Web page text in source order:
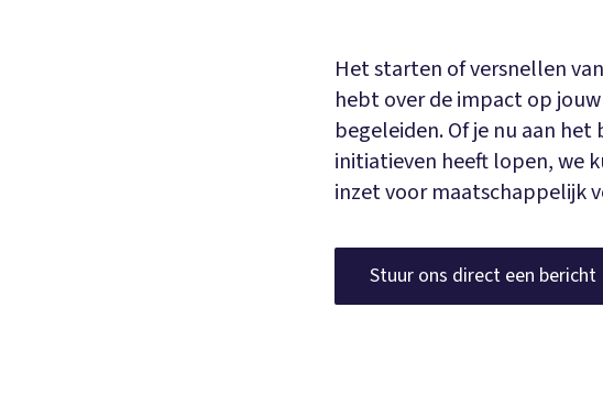
Het starten of versnellen
hebt over de impact op
begeleiden. Of je nu aan het
initiatieven heeft lopen, we
inzet voor maatschappelijk
Stuur ons direct een bericht